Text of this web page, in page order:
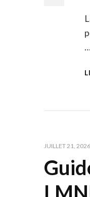
JUILLET 21, 2026